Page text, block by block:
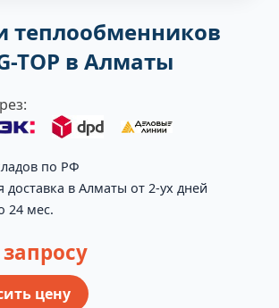
теплообменников
TOP в Алматы
по РФ
доставка в Алматы от 2-ух дней
24 мес.
цену